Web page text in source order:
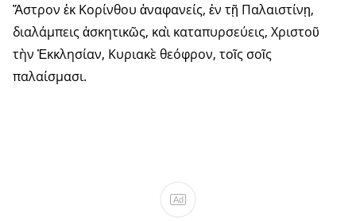
Ἄστρον ἐκ Κορίνθου ἀναφανείς, ἐν τῇ Παλαιστίνῃ,
διαλάμπεις ἀσκητικῶς, καὶ καταπυρσεύεις, Χριστοῦ
τὴν Ἐκκλησίαν, Κυριακὲ θεόφρον, τοῖς σοῖς
παλαίσμασι.
Ad